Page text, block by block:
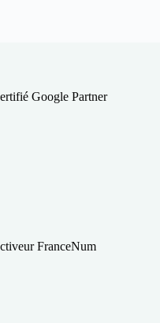
Google Partner
FranceNum